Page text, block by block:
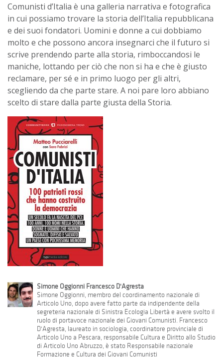
Comunisti d’Italia è una galleria narrativa e fotografica
in cui possiamo trovare la storia dell’Italia repubblicana
e dei suoi fondatori. Uomini e donne a cui dobbiamo
molto e che possono ancora insegnarci che il futuro si
scrive prendendo parte alla storia, rimboccandosi le
maniche, lottando per ciò che non si ha e che è giusto
reclamare, per sé e in primo luogo per gli altri,
scegliendo da che parte stare. A noi pare loro abbiano
scelto di stare dalla parte giusta della Storia.
Simone Oggionni Francesco D'Agresta
Simone Oggionni, membro del coordinamento nazionale di
Articolo Uno, dopo avere fatto parte da indipendente della
segreteria nazionale di Sinistra Ecologia Libertà e avere svolto il
ruolo di portavoce nazionale dei Giovani Comunisti. Francesco
D'Agresta, laureato in sociologia, coordinatore provinciale di
Articolo Uno a Pescara, responsabile Cultura e Diritto allo Studio
di Articolo Uno Abruzzo, è stato Responsabile nazionale
Formazione e Cultura dei Giovani Comunisti